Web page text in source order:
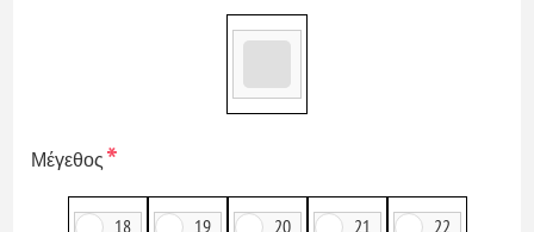
Μέγεθος*
18 19 20 21 22